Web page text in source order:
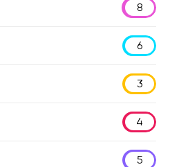
8
6
3
4
5